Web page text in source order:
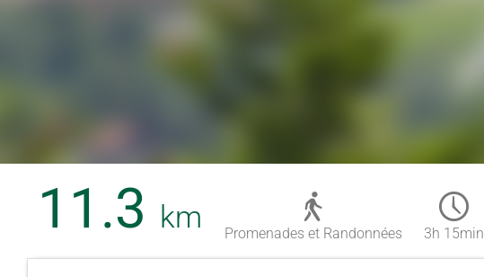
11.3 km Promenades et Randonnées 3h 15min